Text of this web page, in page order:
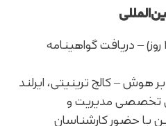
برنامه P.H.P – ژاپن (۱۰ روز) – دریافت گواهینامه
هوش – کالج ترینیتی، ایرلند
تخصصی مدیریت و
با حضور کارشناسان